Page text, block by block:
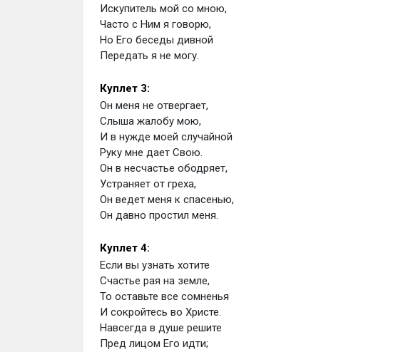
Искупитель мой со мною,
Часто с Ним я говорю,
Но Его беседы дивной
Передать я не могу.
Куплет 3:
Он меня не отвергает,
Слыша жалобу мою,
И в нужде моей случайной
Руку мне дает Свою.
Он в несчастье ободряет,
Устраняет от греха,
Он ведет меня к спасенью,
Он давно простил меня.
Куплет 4:
Если вы узнать хотите
Счастье рая на земле,
То оставьте все сомненья
И сокройтесь во Христе.
Навсегда в душе решите
Пред лицом Его идти;